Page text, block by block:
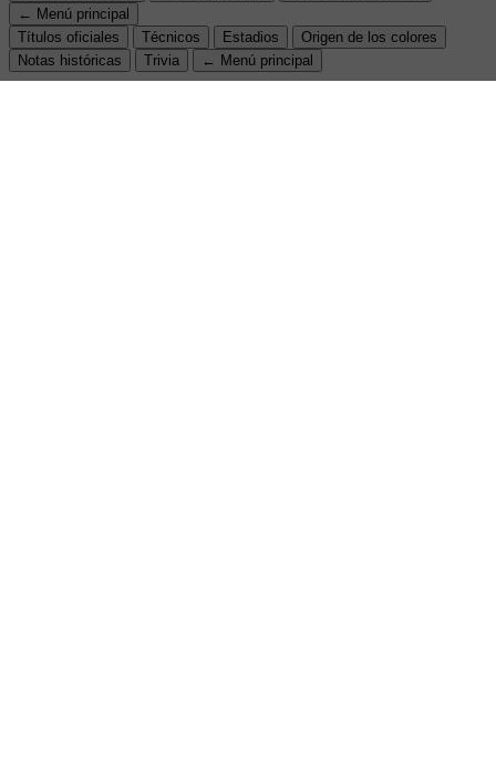
← Menú principal
Títulos oficiales
Técnicos Estadios
Origen de los colores
Notas históricas
Trivia ← Menú principal